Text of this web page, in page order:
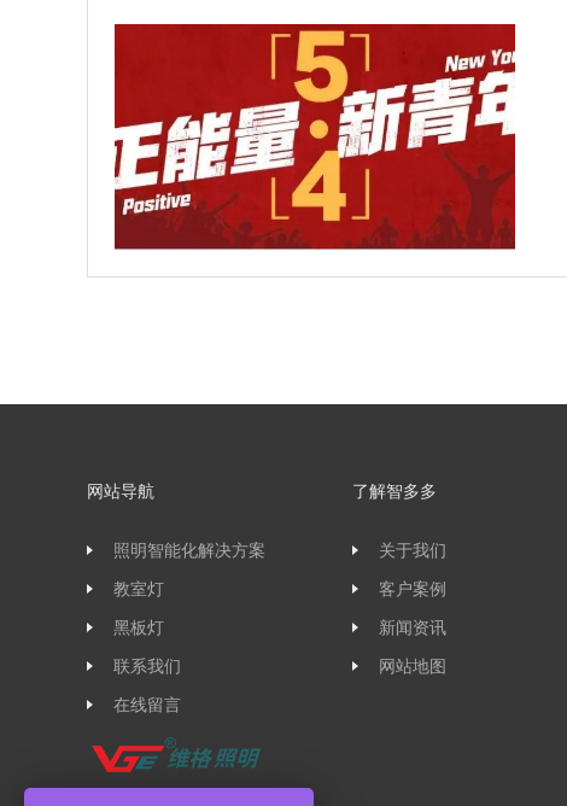
网站导航
照明智能化解决方案
教室灯
黑板灯
联系我们
在线留言
了解智多多
关于我们
客户案例
新闻资讯
网站地图